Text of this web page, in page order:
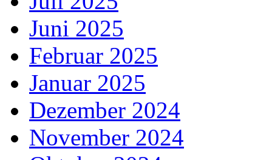
Juni 2025
Februar 2025
Januar 2025
Dezember 2024
November 2024